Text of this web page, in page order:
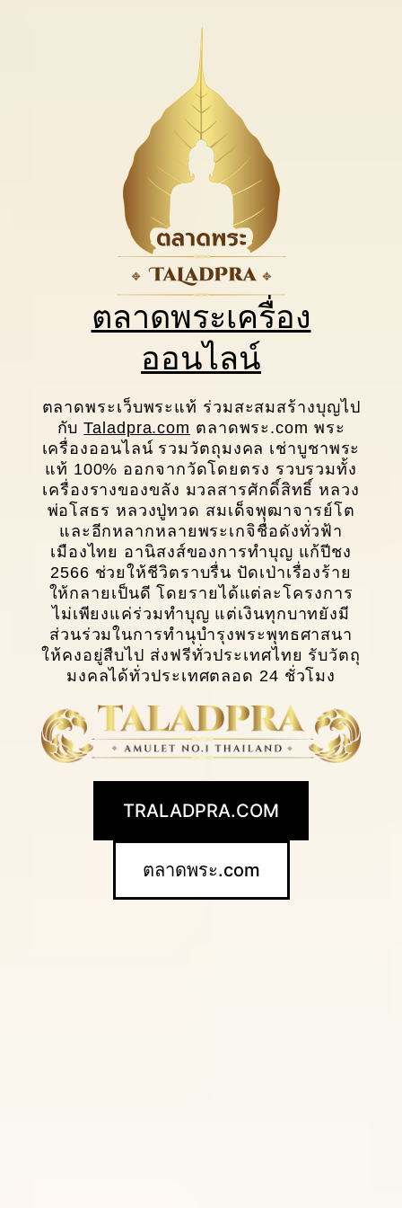
ตลาดพระเครื่อง
ออนไลน์
ตลาดพระเว็บพระแท้ ร่วมสะสมสร้างบุญไป
กับTaladpra.com ตลาดพระ.com พระ
เครื่องออนไลน์ รวมวัตถุมงคล เช่าบูชาพระ
แท้ 100% ออกจากวัดโดยตรง รวบรวมทั้ง
เครื่องรางของขลัง มวลสารศักดิ์สิทธิ์ หลวง
พ่อโสธร หลวงปู่ทวด สมเด็จพุฒาจารย์โต
และอีกหลากหลายพระเกจิชื่อดังทั่วฟ้า
เมืองไทย อานิสงส์ของการทำบุญ แก้ปีชง
2566 ช่วยให้ชีวิตราบรื่น ปัดเป่าเรื่องร้าย
ให้กลายเป็นดี โดยรายได้แต่ละโครงการ
ไม่เพียงแค่ร่วมทำบุญ แต่เงินทุกบาทยังมี
ส่วนร่วมในการทํานุบํารุงพระพุทธศาสนา
ให้คงอยู่สืบไป ส่งฟรีทั่วประเทศไทย รับวัตถุ
มงคลได้ทั่วประเทศตลอด 24 ชั่วโมง
TRALADPRA.COM
ตลาดพระ.com